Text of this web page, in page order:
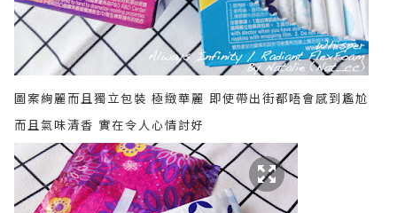
圖案絢麗而且獨立包裝 極緻華麗 即使帶出街都唔會感到尷尬
而且氣味清香 實在令人心情討好